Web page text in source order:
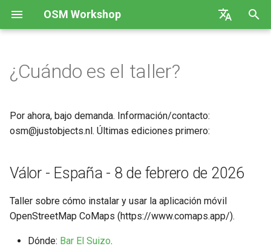
OSM Workshop
i
i
l
z
Válor - España - 8 de febrero
Maptime Ámsterdam - 3 de
Válor - España - Septiembre
Maptime Ámsterdam - 4 de
Rastros GPS
OverPass API
JOSM Editor
¿Cuándo es el taller?
Por ahora, bajo demanda. Información/contacto:
osm@justobjects.nl. Últimas ediciones primero:
Válor - España - 8 de febrero de 2026
Taller sobre cómo instalar y usar la aplicación móvil
OpenStreetMap CoMaps (https://www.comaps.app/).
Dónde: Bar El Suizo.